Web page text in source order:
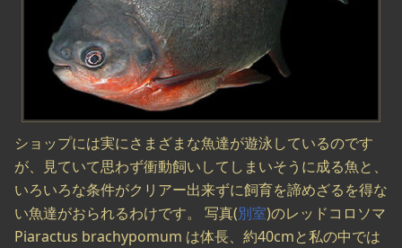
ショップには実にさまざまな魚達が遊泳しているのです
が、見ていて思わず衝動飼いしてしまいそうに成る魚と、
いろいろな条件がクリアー出来ずに飼育を諦めざるを得な
い魚達がおられるわけです。 写真(別室)のレッドコロソマ
Piaractus brachypomum は体長、約40cmと私の中では